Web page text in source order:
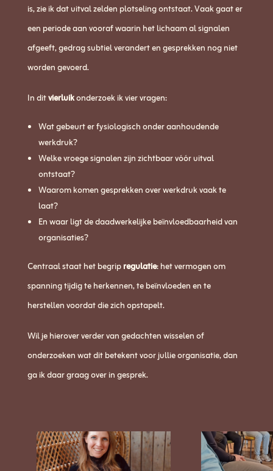
is, zie ik dat uitval zelden plotseling ontstaat. Vaak gaat er
een periode aan vooraf waarin het lichaam al signalen
afgeeft, gedrag subtiel verandert en gesprekken nog niet
worden gevoerd.
In ditvierluikonderzoek ik vier vragen:
Wat gebeurt er fysiologisch onder aanhoudende
werkdruk?
Welke vroege signalen zijn zichtbaar vóór uitval
ontstaat?
Waarom komen gesprekken over werkdruk vaak te
laat?
En waar ligt de daadwerkelijke beïnvloedbaarheid van
organisaties?
Centraal staat het begripregulatie: het vermogen om
spanning tijdig te herkennen, te beïnvloeden en te
herstellen voordat die zich opstapelt.
Wil je hierover verder van gedachten wisselen of
onderzoeken wat dit betekent voor jullie organisatie, dan
ga ik daar graag over in gesprek.